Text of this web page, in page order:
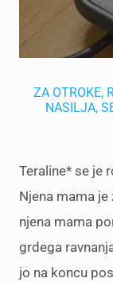
ZA OTROKE,
NASILJA,
Teraline* se je
Njena mama
njena mama
grdega
jo na koncu